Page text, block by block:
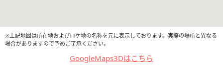
※上記地図は所在地およびロケ地の名称を元に表示しております。実際の場所と異なる
場合がありますので予めご了承ください。
GoogleMaps3Dはこちら